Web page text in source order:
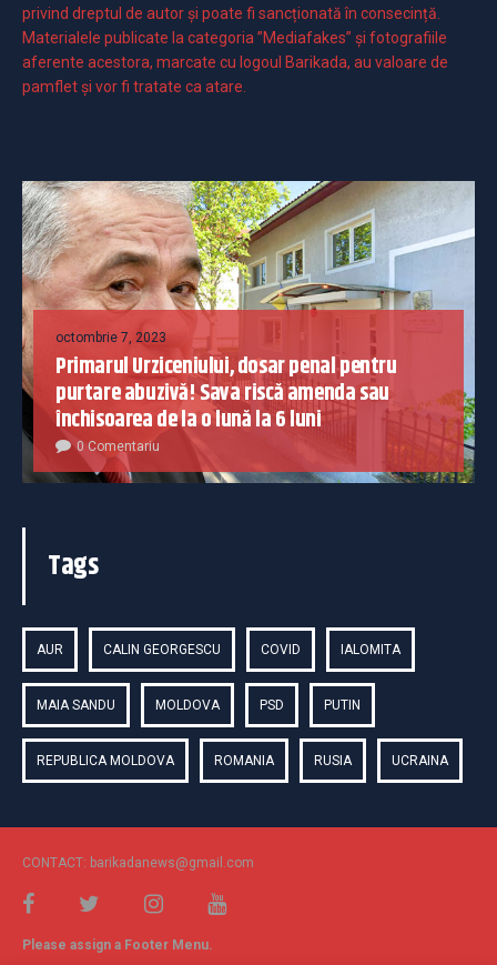
privind dreptul de autor și poate fi sancționată în consecință.
Materialele publicate la categoria ”Mediafakes” și fotografiile
aferente acestora, marcate cu logoul Barikada, au valoare de
pamflet și vor fi tratate ca atare.
octombrie 7, 2023
Primarul Urziceniului, dosar penal pentru
purtare abuzivă! Sava riscă amenda sau
închisoarea de la o lună la 6 luni
0 Comentariu
Tags
AUR CALIN GEORGESCU COVID IALOMITA
MAIA SANDU MOLDOVA PSD PUTIN
REPUBLICA MOLDOVA ROMANIA RUSIA UCRAINA
CONTACT: barikadanews@gmail.com
Please assign a Footer Menu.